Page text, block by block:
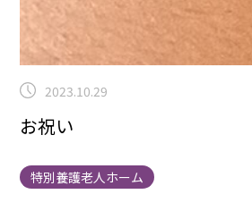
2023.10.29
お祝い
特別養護老人ホーム